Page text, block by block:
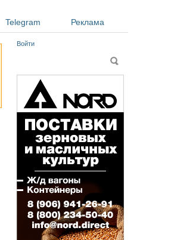
Telegram Реклама
Войти
Поиск